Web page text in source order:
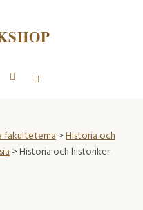
fakulteterna>Historia och
> Historia och historiker